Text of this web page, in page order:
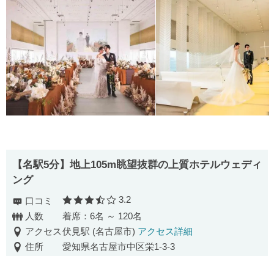
【名駅5分】地上105m眺望抜群の上質ホテルウェディ
ング
口コミ 口コミ評価
3.2
人数
着席：6名 ～ 120名
アクセス伏見駅 (名古屋市) アクセス詳細
住所
愛知県名古屋市中区栄1-3-3